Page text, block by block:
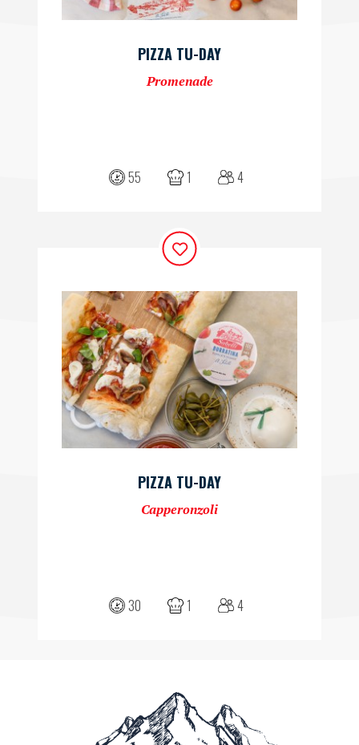
PIZZA TU-DAY
Promenade
55 1 4
PIZZA TU-DAY
Capperonzoli
30 1 4